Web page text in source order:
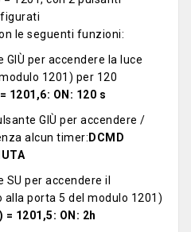
le seguenti funzioni:
per accendere la luce
1201) per 120
1201,6: ON: 120 s
GIÙ per accendere /
alcun timer:DCMD
SU per accendere il
porta 5 del modulo 1201)
1201,5: ON: 2h